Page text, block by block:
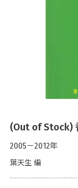
(Out of Stock)
2005－2012年
葉天生 編